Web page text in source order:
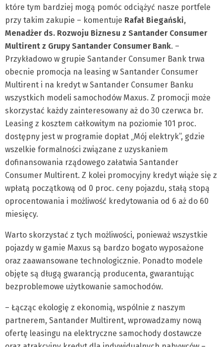
które tym bardziej mogą pomóc odciążyć nasze portfele
przy takim zakupie – komentuje Rafał Biegański,
Menadżer ds. Rozwoju Biznesu z Santander Consumer
Multirent z Grupy Santander Consumer Bank. –
Przykładowo w grupie Santander Consumer Bank trwa
obecnie promocja na leasing w Santander Consumer
Multirent i na kredyt w Santander Consumer Banku
wszystkich modeli samochodów Maxus. Z promocji może
skorzystać każdy zainteresowany aż do 30 czerwca br.
Leasing z kosztem całkowitym na poziomie 101 proc.
dostępny jest w programie dopłat „Mój elektryk”, gdzie
wszelkie formalności związane z uzyskaniem
dofinansowania rządowego załatwia Santander
Consumer Multirent. Z kolei promocyjny kredyt wiąże się z
wpłatą początkową od 0 proc. ceny pojazdu, stałą stopą
oprocentowania i możliwość kredytowania od 6 aż do 60
miesięcy.
Warto skorzystać z tych możliwości, ponieważ wszystkie
pojazdy w gamie Maxus są bardzo bogato wyposażone
oraz zaawansowane technologicznie. Ponadto modele
objęte są długą gwarancją producenta, gwarantując
bezproblemowe użytkowanie samochodów.
– Łącząc ekologię z ekonomią, wspólnie z naszym
partnerem, Santander Multirent, wprowadzamy nową
ofertę leasingu na elektryczne samochody dostawcze